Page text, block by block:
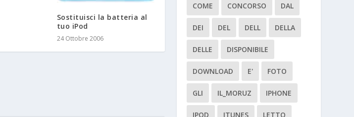
Sostituisci la batteria al
tuo iPod
24 Ottobre 2006
COME CONCORSO DAL
DEI DEL DELL DELLA
DELLE DISPONIBILE
DOWNLOAD E' FOTO
GLI IL_MORUZ IPHONE
IPOD ITUNES LETTO